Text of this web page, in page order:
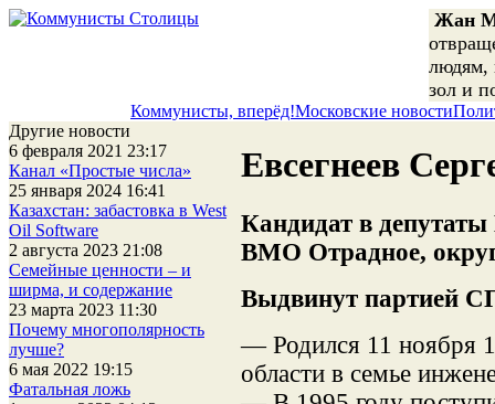
Жан
людям,
зол и
Коммунисты, вперёд!Московские новости
Другие новости
6 февраля 2021 23:17
Канал «Простые числа»
25 января 2024 16:41
Казахстан: забастовка в West
Oil Software
2 августа 2023 21:08
Семейные ценности – и
ширма, и содержание
23 марта 2023 11:30
Почему многополярность
лучше?
6 мая 2022 19:15
Фатальная ложь
Евсегнеев
Кандидат в
ВМО Отрадное,
Выдвинут
— Родился 11 ноября
области в семье